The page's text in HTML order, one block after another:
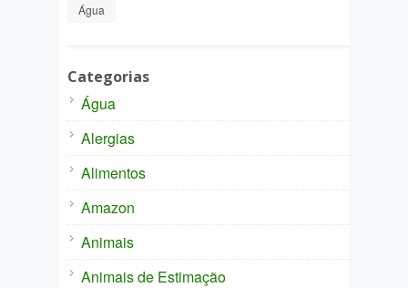
Água
Categorias
Água
Alergias
Alimentos
Amazon
Animais
Animais de Estimação